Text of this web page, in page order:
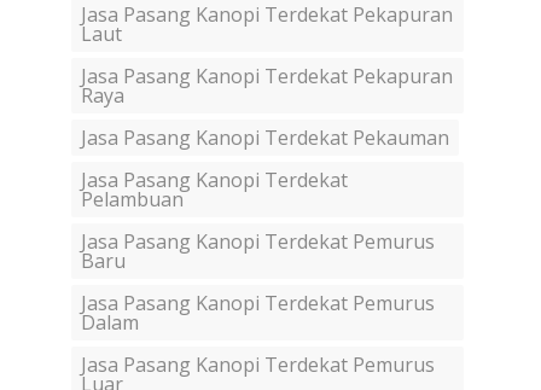
Jasa Pasang Kanopi Terdekat Pekapuran
Laut
Jasa Pasang Kanopi Terdekat Pekapuran
Raya
Jasa Pasang Kanopi Terdekat Pekauman
Jasa Pasang Kanopi Terdekat
Pelambuan
Jasa Pasang Kanopi Terdekat Pemurus
Baru
Jasa Pasang Kanopi Terdekat Pemurus
Dalam
Jasa Pasang Kanopi Terdekat Pemurus
Luar